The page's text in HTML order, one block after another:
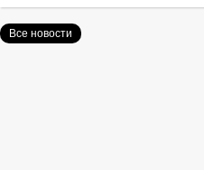
Все новости